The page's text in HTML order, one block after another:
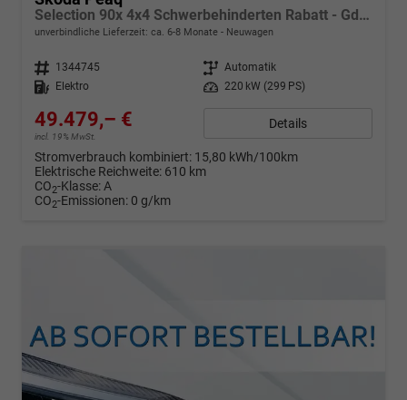
Selection 90x 4x4 Schwerbehinderten Rabatt - GdB 50% FÖRDERFÄHIG
unverbindliche Lieferzeit: ca. 6-8 Monate Neuwagen
Fahrzeugnr. 1344745 Getriebe Automatik
Kraftstoff
Elektro Leistung 220 kW (299 PS)
49.479,– €
incl. 19% MwSt.
Details
Stromverbrauch kombiniert: 15,80 kWh/100km
Elektrische Reichweite: 610 km
CO2-Klasse:A
CO2-Emissionen: 0 g/km